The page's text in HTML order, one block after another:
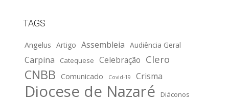
TAGS
Angelus Artigo Assembleia Audiência Geral
Carpina Catequese Celebração Clero
CNBB Comunicado Covid-19 Crisma
Diocese de Nazaré
Diáconos